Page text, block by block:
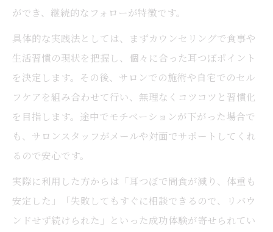
ができ、継続的なフォローが特徴です。
具体的な実践法としては、まずカウンセリングで食事や
生活習慣の現状を把握し、個々に合った耳つぼポイント
を決定します。その後、サロンでの施術や自宅でのセル
フケアを組み合わせて行い、無理なくコツコツと習慣化
を目指します。途中でモチベーションが下がった場合で
も、サロンスタッフがメールや対面でサポートしてくれ
るので安心です。
実際に利用した方からは「耳つぼで間食が減り、体重も
安定した」「失敗してもすぐに相談できるので、リバウ
ンドせず続けられた」といった成功体験が寄せられてい